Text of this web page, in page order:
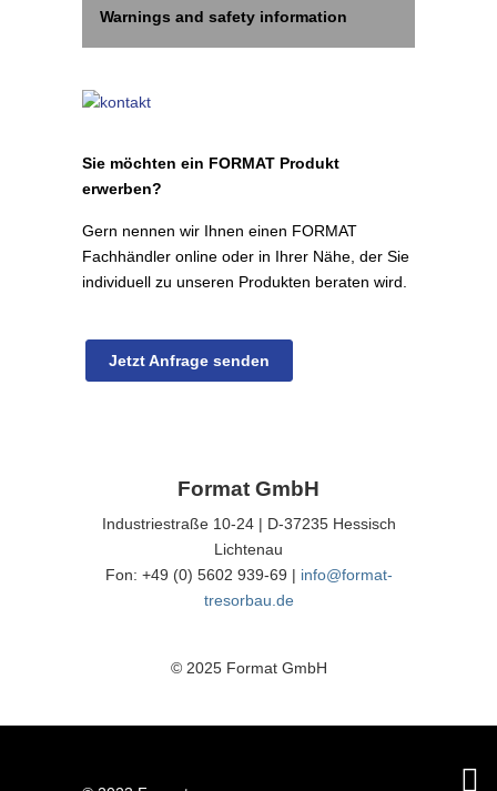
Warnings and safety information
Sie möchten ein FORMAT Produkt
erwerben?
Gern nennen wir Ihnen einen FORMAT
Fachhändler online oder in Ihrer Nähe, der Sie
individuell zu unseren Produkten beraten wird.
Jetzt Anfrage senden
Format GmbH
Industriestraße 10-24 | D-37235 Hessisch
Lichtenau
Fon: +49 (0) 5602 939-69 | info@format-
tresorbau.de
© 2025 Format GmbH